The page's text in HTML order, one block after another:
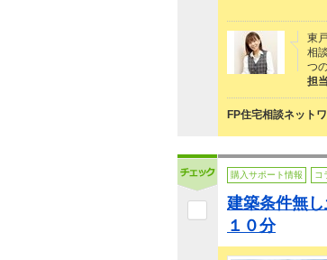
東
相
つ
担
FP住宅相談ネット
購入サポート情報 コ
建築条件無
１０分